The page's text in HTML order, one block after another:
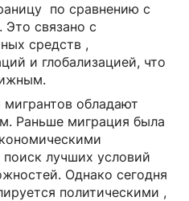
по сравнению с
связано с
средств ,
и глобализацией, что
обладают
Раньше миграция была
лучших условий
Однако сегодня
политическими ,